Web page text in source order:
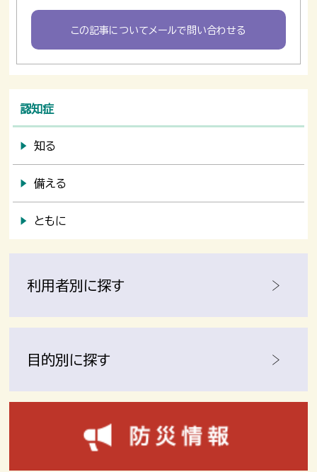
この記事についてメールで問い合わせる
認知症
知る
備える
ともに
利用者別に探す
目的別に探す